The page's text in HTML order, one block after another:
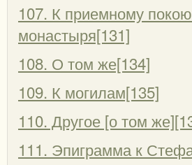
107. К приемному
монастыря[131]
108. О том же[134]
109. К могилам[135]
110. Другое [о том
111. Эпиграмма к